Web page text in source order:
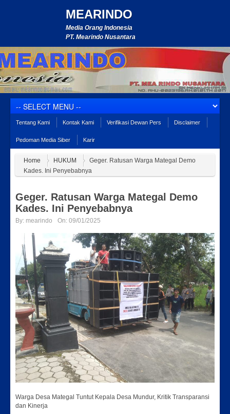
MEARINDO
Media Orang Indonesia
PT. Mearindo Nusantara
Tentang Kami Kontak Kami Verifikasi Dewan Pers Disclaimer
Pedoman Media Siber Karir
Home HUKUM
Geger. Ratusan Warga Mategal Demo
Kades. Ini Penyebabnya
Geger. Ratusan Warga Mategal Demo
Kades. Ini Penyebabnya
By: mearindo On: 09/01/2025
Warga Desa Mategal Tuntut Kepala Desa Mundur, Kritik Transparansi
dan Kinerja